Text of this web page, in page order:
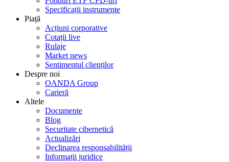
Specificații instrumente
Piață
Acțiuni corporative
Cotații live
Rulaje
Market news
Sentimentul clienților
Despre noi
OANDA Group
Carieră
Altele
Documente
Blog
Securitate cibernetică
Actualizări
Declinarea responsabilității
Informații juridice